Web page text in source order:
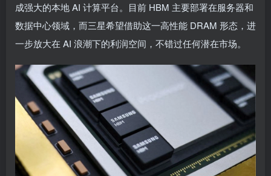
成强大的本地 AI 计算平台。目前 HBM 主要部署在服务器和
数据中心领域，而三星希望借助这一高性能 DRAM 形态，进
一步放大在 AI 浪潮下的利润空间，不错过任何潜在市场。